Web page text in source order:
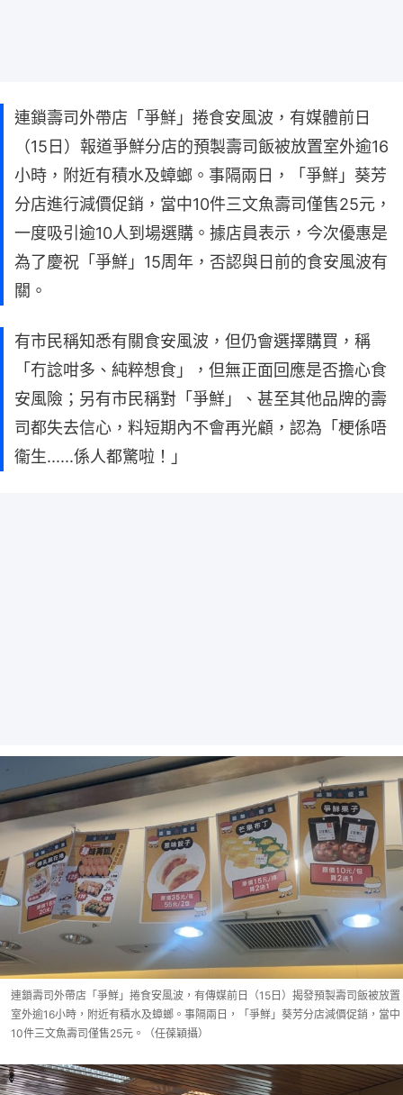
連鎖壽司外帶店「爭鮮」捲食安風波，有媒體前日
（15日）報道爭鮮分店的預製壽司飯被放置室外逾16
小時，附近有積水及蟑螂。事隔兩日，「爭鮮」葵芳
分店進行減價促銷，當中10件三文魚壽司僅售25元，
一度吸引逾10人到場選購。據店員表示，今次優惠是
為了慶祝「爭鮮」15周年，否認與日前的食安風波有
關。
有市民稱知悉有關食安風波，但仍會選擇購買，稱
「冇諗咁多、純粹想食」，但無正面回應是否擔心食
安風險；另有市民稱對「爭鮮」、甚至其他品牌的壽
司都失去信心，料短期內不會再光顧，認為「梗係唔
衞生......係人都驚啦！」
連鎖壽司外帶店「爭鮮」捲食安風波，有傳媒前日（15日）揭發預製壽司飯被放置
室外逾16小時，附近有積水及蟑螂。事隔兩日，「爭鮮」葵芳分店減價促銷，當中
10件三文魚壽司僅售25元。（任葆穎攝）